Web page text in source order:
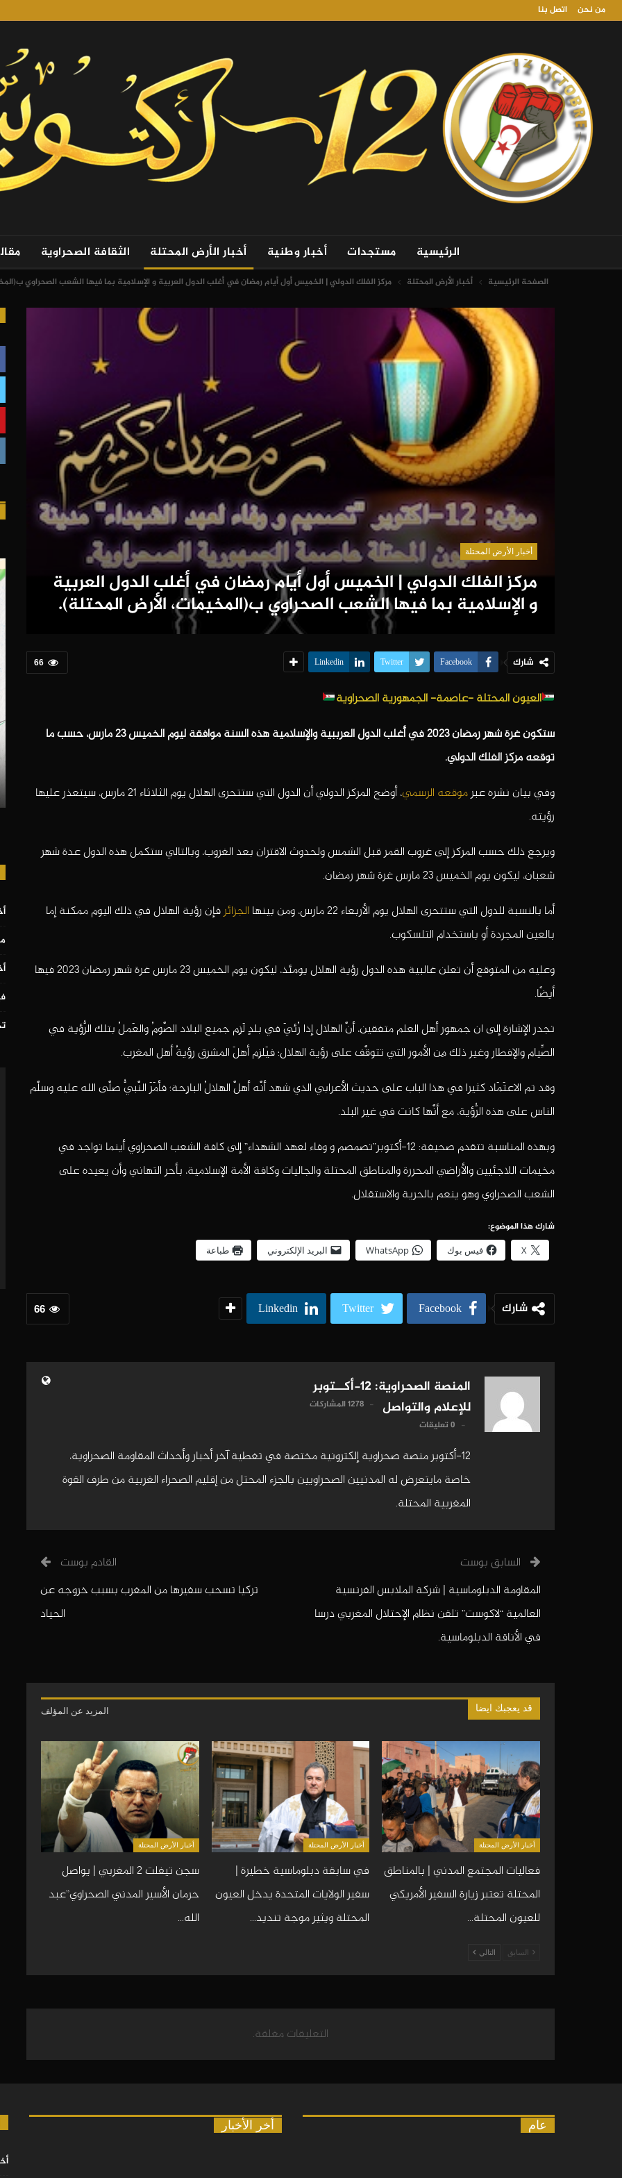
من نحن اتصل بنا
الرئيسية مستجدات أخبار وطنية أخبار الأرض المحتلة الثقافة الصحراوية
الصفحة الرئيسية أخبار الأرض المحتلة مركز الفلك الدولي | الخميس أول أيام رمضان في أغلب الدول العربية و الإسلامية بما فيها الشعب الصحراوي
أخبار الأرض المحتلة
مركز الفلك الدولي | الخميس أول أيام رمضان في أغلب الدول العربية
و الإسلامية بما فيها الشعب الصحراوي ب(المخيمات، الأرض المحتلة).
66 شارك Facebook
Twitter
Linkedin
العيون المحتلة -عاصمة- الجمهورية الصحراوية
ستكون غرة شهر رمضان 2023 في أغلب الدول العرببية والإسلامية هذه السنة موافقة ليوم الخميس 23 مارس، حسب ما
توقعه مركز الفلك الدولي.
وفي بيان نشره عبرموقعه الرسمي
، أوضح المركز الدولي أن الدول التي ستتحرى الهلال يوم الثلاثاء 21 مارس، سيتعذر عليها
رؤيته.
ويرجع ذلك حسب المركز إلى غروب القمر قبل الشمس ولحدوث الاقتران بعد الغروب، وبالتالي ستكمل هذه الدول عدة شهر
شعبان، ليكون يوم الخميس 23 مارس غرة شهر رمضان.
أما بالنسبة للدول التي ستتحرى الهلال يوم الأربعاء 22 مارس، ومن بينها
الجزائرفإن رؤية الهلال في ذلك اليوم ممكنة إما
بالعين المجردة أو باستخدام التلسكوب.
وعليه من المتوقع أن تعلن غالبية هذه الدول رؤية الهلال يومئذ، ليكون يوم الخميس 23 مارس غرة شهر رمضان 2023 فيها
أيضًا.
تجدر الإشارة إلى ان جمهور أهل العلم متفقين، أنَّ الهلال إذا رُئيَ في بلدٍ لَزِم جميع البلاد الصَّومُ والعَملُ بتلك الرُّؤية في
الصِّيام والإفطار وغير ذلك مِن الأمور التي تتوقَّف على رؤية الهلال؛ فيَلزِم أهلَ المشرق رؤيةُ أهل المغرب.
وقد تم الاعتَمَاد كثيرا في هذا الباب على حديث الأعرابي الذي شهد أنَّه أهلَّ الهلالُ البارِحة؛ فأمَرَ النَّبيُّ صلَّى الله عليه وسلَّم
الناس على هذه الرُّؤية، مع أنَّها كانت في غير البلد.
وبهذه المناسبة تتقدم صحيفة: 12-أكتوبر”تصمصم و وفاء لعهد الشهداء” إلى كافة الشعب الصحراوي أينما تواجد في
مخيمات اللاجئيين والأراضي المحررة والمناطق المحتلة والجاليات وكافة الأمة الإسلامية، بأحر التهاني وأن يعيده على
الشعب الصحراوي وهو ينعم بالحرية والاستقلال.
شارك هذا الموضوع:
X فيس بوك WhatsApp البريد الإلكتروني طباعة
66 شارك Facebook
Twitter
Linkedin
المنصة الصحراوية: 12-أكــتوبر
للإعلام والتواصل
1278 المشاركات
0 تعليقات
12-أكتوبر منصة صحراوية إلكترونية مختصة في تغطية آخر أخبار وأحداث المقاومة الصحراوية،
خاصة مايتعرض له المدنيين الصحراويين بالجزء المحتل من إقليم الصحراء الغربية من طرف القوة
المغربية المحتلة.
السابق بوست
المقاومة الدبلوماسية | شركة الملابس الفرنسية
العالمية “لاكوست” تلقن نظام الإحتلال المغربي درسا
في الأناقة الدبلوماسية.
القادم بوست
تركيا تسحب سفيرها من المغرب بسبب خروجه عن
الحياد
قد يعجبك ايضا المزيد عن المؤلف
أخبار الأرض المحتلة
فعاليات المجتمع المدني | بالمناطق
المحتلة تعتبر زيارة السفير الأمريكي
للعيون المحتلة…
أخبار الأرض المحتلة
في سابقة دبلوماسية خطيرة |
سفير الولايات المتحدة يدخل العيون
المحتلة ويثير موجة تنديد…
أخبار الأرض المحتلة
سجن تيفلت 2 المغربي | يواصل
حرمان الأسير المدني الصحراوي”عبد
الله…
السابق التالي
التعليقات مغلقة.
عام أخر الأخبار